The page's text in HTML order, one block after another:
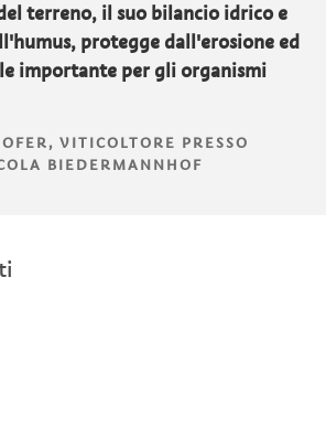
terreno, il suo bilancio idrico e
protegge dall'erosione ed
importante per gli organismi
VITICOLTORE PRESSO
BIEDERMANNHOF